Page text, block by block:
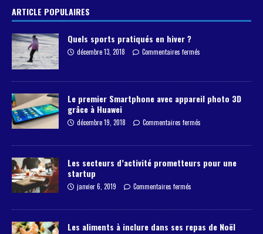
ARTICLE POPULAIRES
Quels sports pratiqués en hiver ?
décembre 13, 2018 Commentaires fermés
Le premier Smartphone avec appareil photo 3D
grâce à Huawei
décembre 19, 2018 Commentaires fermés
Les secteurs d’activité prometteurs pour une
startup
janvier 6, 2019 Commentaires fermés
Les aliments à inclure dans ses repas de Noël